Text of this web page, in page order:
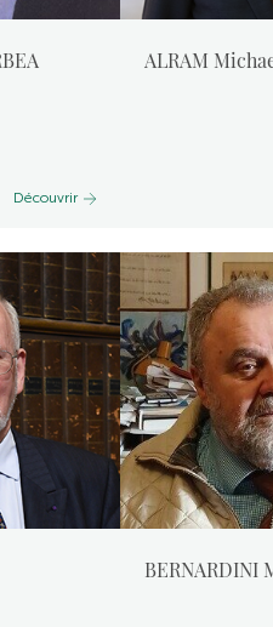
Découvrir
ALRAM
BERNARDINI